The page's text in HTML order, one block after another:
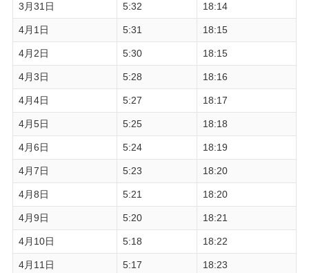
3月31日 5:32 18:14
4月1日 5:31 18:15
4月2日 5:30 18:15
4月3日 5:28 18:16
4月4日 5:27 18:17
4月5日 5:25 18:18
4月6日 5:24 18:19
4月7日 5:23 18:20
4月8日 5:21 18:20
4月9日 5:20 18:21
4月10日 5:18 18:22
4月11日 5:17 18:23